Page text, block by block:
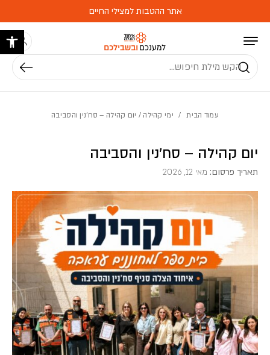
אתר ההטבות למצילי החיים
חיפוש
עמוד הבית / ימי קהילה / יום קהילה – סח’נין והסביבה
יום קהילה – סח’נין והסביבה
תאריך פרסום:מאי 12, 2026